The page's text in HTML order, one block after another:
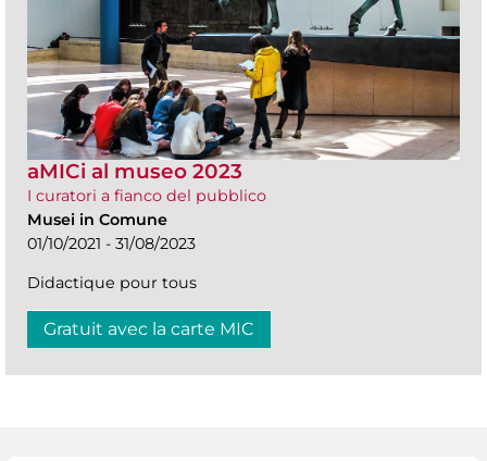
aMICi al museo 2023
I curatori a fianco del pubblico
Musei in Comune
01/10/2021 - 31/08/2023
Didactique pour tous
Gratuit avec la carte MIC